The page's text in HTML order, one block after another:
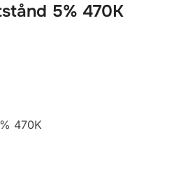
5% 470K
470K